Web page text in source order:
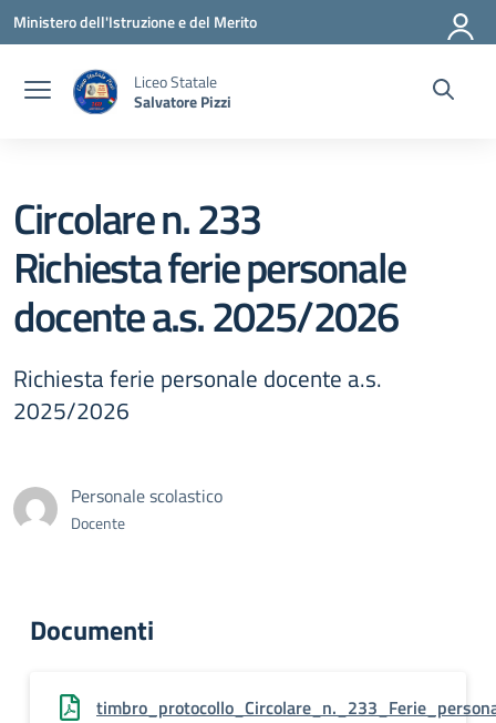
Vai ai contenuti
Vai al menu di navigazione
Vai al footer
Ministero dell'Istruzione e del Merito
Liceo Statale
Salvatore Pizzi
Circolare n. 233
Richiesta ferie personale
docente a.s. 2025/2026
Richiesta ferie personale docente a.s.
2025/2026
Personale scolastico
Docente
Documenti